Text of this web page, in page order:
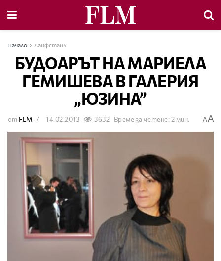
Начало Лайфстайл
БУДОАРЪТ НА МАРИЕЛА
ГЕМИШЕВА В ГАЛЕРИЯ
„ЮЗИНА”
от FLM 14.02.2013 3632 Време за четене: 2 мин. AA